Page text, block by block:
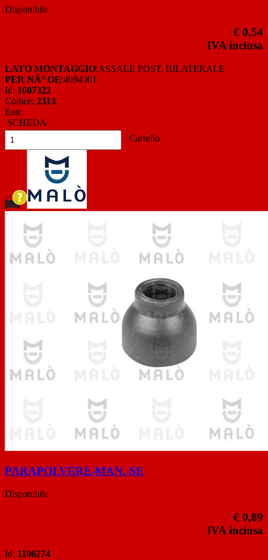
Disponibile
€ 0,54
IVA inclusa
LATO MONTAGGIO:ASSALE POST. BILATERALE
PER NÂ° OE:4094901
Id: 1007322
Codice: 2313
Ean:
SCHEDA
Carrello
PARAPOLVERE-MAN.-SE
Disponibile
€ 0,89
IVA inclusa
Id: 1106274